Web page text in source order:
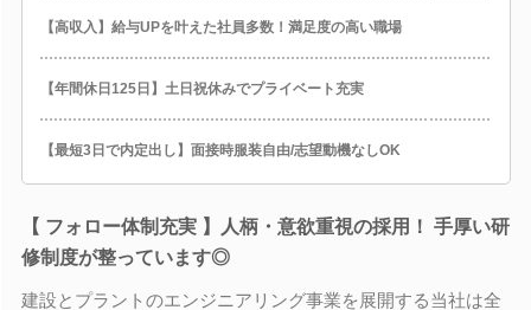
【高収入】給与UPを叶えた社員多数！満足度の高い職場
【年間休日125日】土日祝休みでプライベート充実
【最短3日で内定出し】面接時服装自由/志望動機なしOK
【 フォロー体制充実 】人柄・意欲重視の採用！ 手厚い研
修制度が整っています◎
建設とプラントのエンジニアリング事業を展開する当社は全